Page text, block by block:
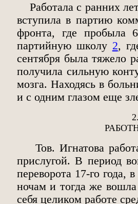
Работала с ранних
вступила в партию
фронта, где пробыла
партийную школу 2,
сентября была тяжело
получила сильную
мозга. Находясь в
и с одним глазом еще
Тов. Игнатова
прислугой. В период
переворота 17-го года,
ночам и тогда же
себя целиком работе